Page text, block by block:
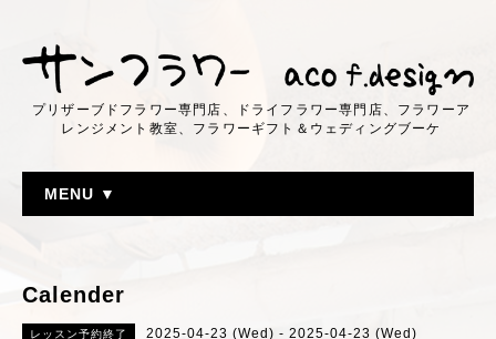
プリザーブドフラワー専門店、ドライフラワー専門店、フラワーア
レンジメント教室、フラワーギフト＆ウェディングブーケ
MENU ▼
Calender
レッスン予約終了 2025-04-23 (Wed) - 2025-04-23 (Wed)